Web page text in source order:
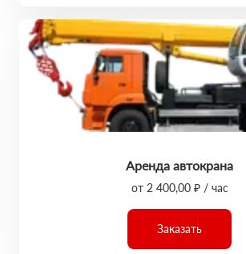
Аренда автокрана
от 2 400,00 ₽ / час
Заказать